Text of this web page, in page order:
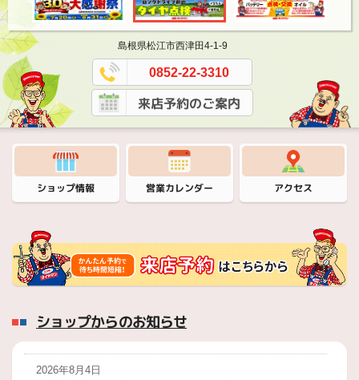
島根県松江市西津田4-1-9
0852-22-3310
来店予約のご案内
ショップ情報 営業カレンダー アクセス
ショップからのお知らせ
2026年8月4日